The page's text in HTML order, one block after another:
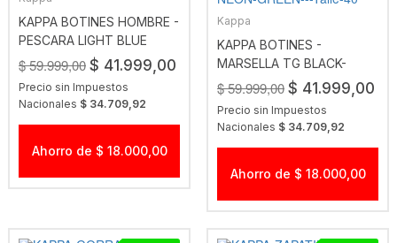
Los más vendidos
Mejor Valoradas
A - Z
Z - A
Fecha de lanzamiento
Mejor Descuento
KAPPA BOTINES HOMBRE -
PESCARA LIGHT BLUE
$ 59.999,00 $ 41.999,00
Precio sin Impuestos
Nacionales $ 34.709,92
Ahorro de $ 18.000,00
Kappa
KAPPA BOTINES -
MARSELLA TG BLACK-
NEON GREEN
$ 59.999,00 $ 41.999,00
Precio sin Impuestos
Nacionales $ 34.709,92
Ahorro de $ 18.000,00